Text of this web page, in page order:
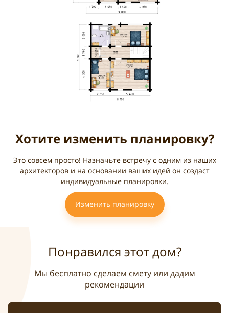
Хотите изменить планировку?
Это совсем просто! Назначьте встречу с одним из наших
архитекторов и на основании ваших идей он создаст
индивидуальные планировки.
Изменить планировку
Понравился этот дом?
Мы бесплатно сделаем смету или дадим
рекомендации